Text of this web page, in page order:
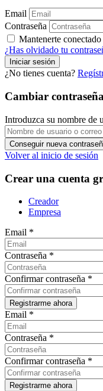
Email
Contraseña
Mantenerte conectado
¿Has olvidado tu
¿No tienes cuenta?
Cambiar contraseña
Introduzca su nombre de
Volver al inicio de sesión
Crear una cuenta
Creador
Empresa
Email *
Contraseña *
Confirmar contraseña *
Email *
Contraseña *
Confirmar contraseña *